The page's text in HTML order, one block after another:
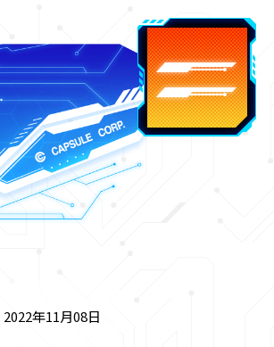
2022年11月08日